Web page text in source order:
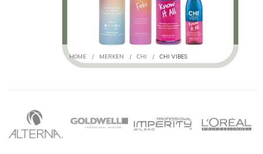
HOME / MERKEN / CHI / CHI VIBES